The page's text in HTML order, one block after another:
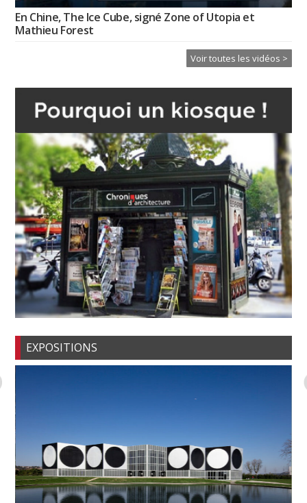
En Chine, The Ice Cube, signé Zone of Utopia et
Mathieu Forest
Voir toutes les vidéos >
EXPOSITIONS